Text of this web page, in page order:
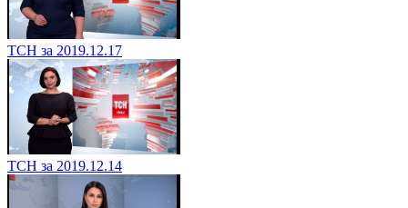
ТСН за 2019.12.17
ТСН за 2019.12.14